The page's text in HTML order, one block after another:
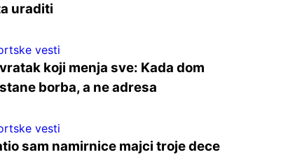
uraditi
vesti
koji menja sve: Kada dom
borba, a ne adresa
vesti
sam namirnice majci troje dece